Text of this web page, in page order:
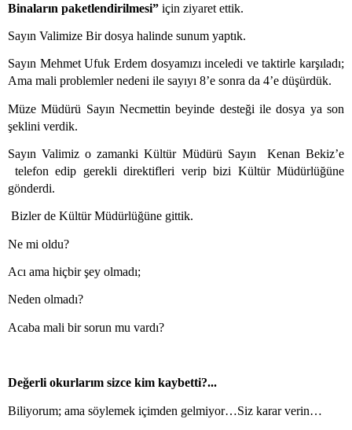
Binaların paketlendirilmesi” için ziyaret ettik.
Sayın Valimize Bir dosya halinde sunum yaptık.
Sayın Mehmet Ufuk Erdem dosyamızı inceledi ve taktirle karşıladı;
Ama mali problemler nedeni ile sayıyı 8’e sonra da 4’e düşürdük.
Müze Müdürü Sayın Necmettin beyinde desteği ile dosya ya son
şeklini verdik.
Sayın Valimiz o zamanki Kültür Müdürü Sayın
Kenan Bekiz’e
telefon edip gerekli direktifleri verip bizi Kültür Müdürlüğüne
gönderdi.
Bizler de Kültür Müdürlüğüne gittik.
Ne mi oldu?
Acı ama hiçbir şey olmadı;
Neden olmadı?
Acaba mali bir sorun mu vardı?
Değerli okurlarım sizce kim kaybetti?...
Biliyorum; ama söylemek içimden gelmiyor…Siz karar verin…